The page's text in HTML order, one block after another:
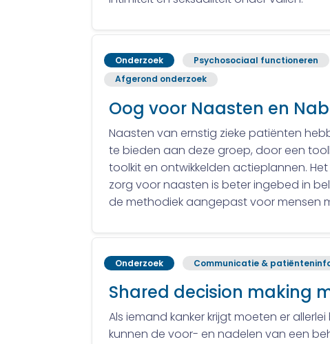
Onderzoek Psychosociaal functioneren
Afgerond onderzoek
Oog voor Naasten en
Naasten van ernstig zieke patiënten
te bieden aan deze groep, door een
toolkit en ontwikkelden actieplannen.
zorg voor naasten is beter ingebed in
de methodiek aangepast voor mensen
Onderzoek Communicatie &
Shared decision making
Als iemand kanker krijgt moeten er
kunnen de voor- en nadelen van een